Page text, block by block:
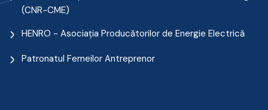
(CNR-CME)
HENRO - Asociația Producătorilor de Energie Electrică
Patronatul Femeilor Antreprenor